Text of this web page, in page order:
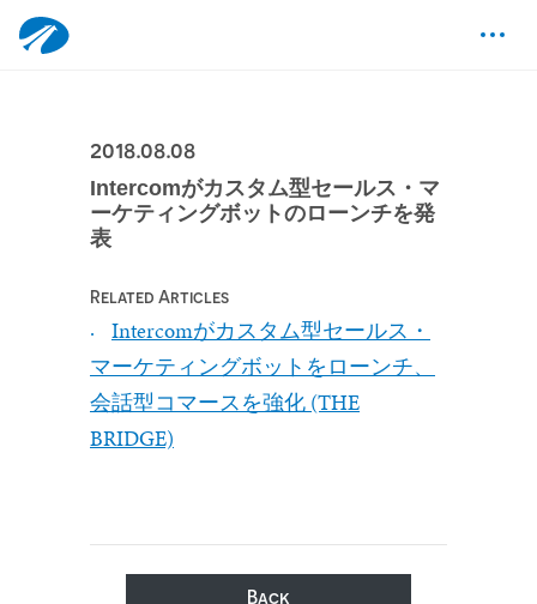
2018.08.08
Intercomがカスタム型セールス・マ
ーケティングボットのローンチを発
表
Related Articles
Intercomがカスタム型セールス・
マーケティングボットをローンチ、
会話型コマースを強化 (THE
BRIDGE)
Back